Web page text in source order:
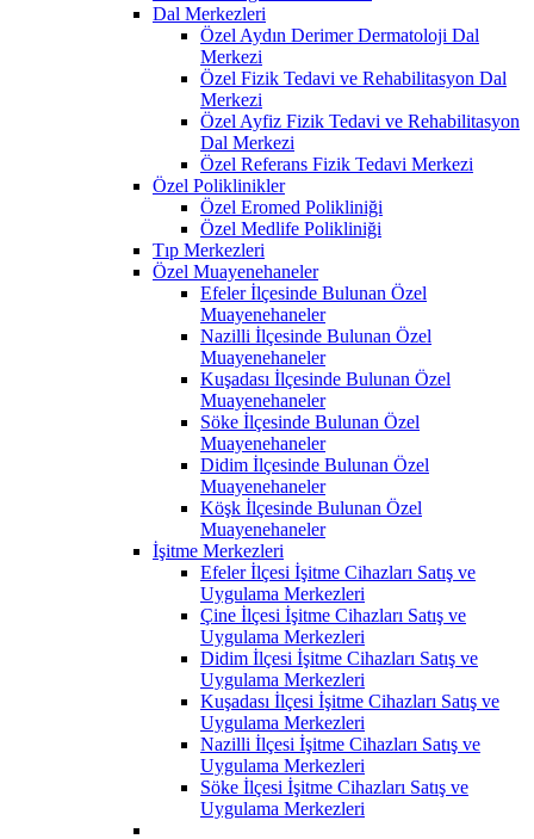
Dal Merkezleri
Özel Aydın Derimer Dermatoloji Dal
Merkezi
Özel Fizik Tedavi ve Rehabilitasyon Dal
Merkezi
Özel Ayfiz Fizik Tedavi ve Rehabilitasyon
Dal Merkezi
Özel Referans Fizik Tedavi Merkezi
Özel Poliklinikler
Özel Eromed Polikliniği
Özel Medlife Polikliniği
Tıp Merkezleri
Özel Muayenehaneler
Efeler İlçesinde Bulunan Özel
Muayenehaneler
Nazilli İlçesinde Bulunan Özel
Muayenehaneler
Kuşadası İlçesinde Bulunan Özel
Muayenehaneler
Söke İlçesinde Bulunan Özel
Muayenehaneler
Didim İlçesinde Bulunan Özel
Muayenehaneler
Köşk İlçesinde Bulunan Özel
Muayenehaneler
İşitme Merkezleri
Efeler İlçesi İşitme Cihazları Satış ve
Uygulama Merkezleri
Çine İlçesi İşitme Cihazları Satış ve
Uygulama Merkezleri
Didim İlçesi İşitme Cihazları Satış ve
Uygulama Merkezleri
Kuşadası İlçesi İşitme Cihazları Satış ve
Uygulama Merkezleri
Nazilli İlçesi İşitme Cihazları Satış ve
Uygulama Merkezleri
Söke İlçesi İşitme Cihazları Satış ve
Uygulama Merkezleri